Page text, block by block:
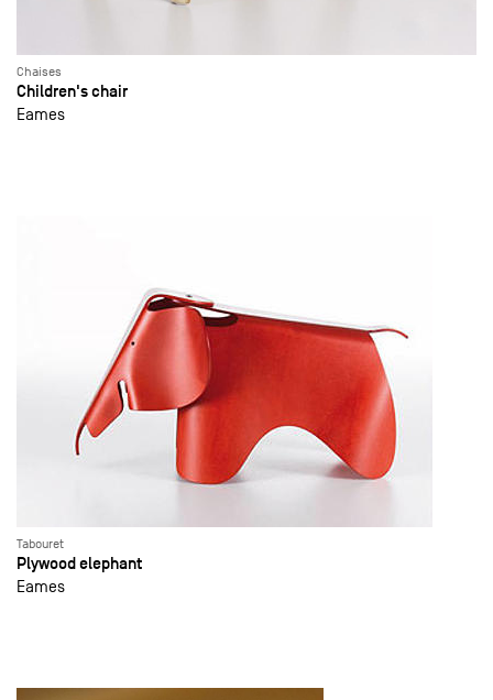
Chaises
Children's chair
Eames
Tabouret
Plywood elephant
Eames